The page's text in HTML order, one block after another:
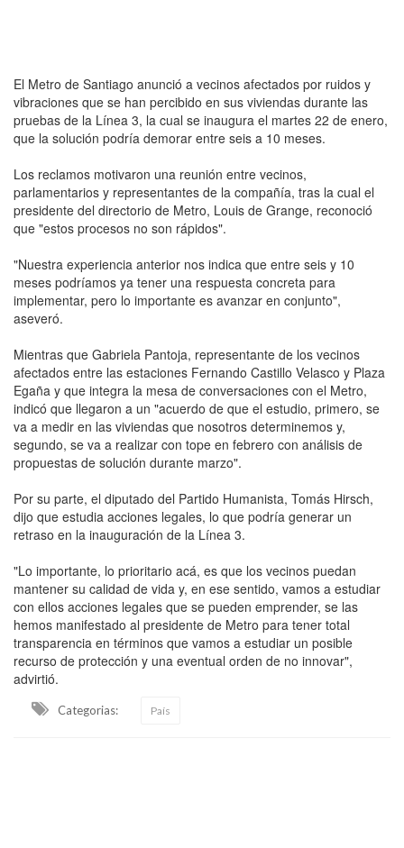
El Metro de Santiago anunció a vecinos afectados por ruidos y
vibraciones que se han percibido en sus viviendas durante las
pruebas de la Línea 3, la cual se inaugura el martes 22 de enero,
que la solución podría demorar entre seis a 10 meses.
Los reclamos motivaron una reunión entre vecinos,
parlamentarios y representantes de la compañía, tras la cual el
presidente del directorio de Metro, Louis de Grange, reconoció
que "estos procesos no son rápidos".
"Nuestra experiencia anterior nos indica que entre seis y 10
meses podríamos ya tener una respuesta concreta para
implementar, pero lo importante es avanzar en conjunto",
aseveró.
Mientras que Gabriela Pantoja, representante de los vecinos
afectados entre las estaciones Fernando Castillo Velasco y Plaza
Egaña y que integra la mesa de conversaciones con el Metro,
indicó que llegaron a un "acuerdo de que el estudio, primero, se
va a medir en las viviendas que nosotros determinemos y,
segundo, se va a realizar con tope en febrero con análisis de
propuestas de solución durante marzo".
Por su parte, el diputado del Partido Humanista, Tomás Hirsch,
dijo que estudia acciones legales, lo que podría generar un
retraso en la inauguración de la Línea 3.
"Lo importante, lo prioritario acá, es que los vecinos puedan
mantener su calidad de vida y, en ese sentido, vamos a estudiar
con ellos acciones legales que se pueden emprender, se las
hemos manifestado al presidente de Metro para tener total
transparencia en términos que vamos a estudiar un posible
recurso de protección y una eventual orden de no innovar",
advirtió.
Categorias: País